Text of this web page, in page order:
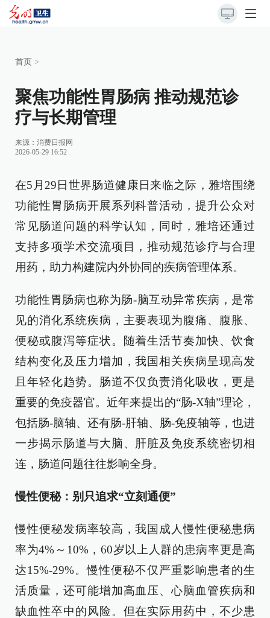
首页 >
聚焦功能性胃肠病 推动规范诊
疗与长期管理
来源：消费日报网
2026-05-29 16:52
在5月29日世界肠道健康日来临之际，雅培围绕
功能性胃肠病开展系列科普活动，提升公众对
常见肠道问题的科学认知，同时，雅培还通过
支持多项学术交流项目，推动规范诊疗与合理
用药，助力构建院内外协同的疾病管理体系。
功能性胃肠病也称为肠-脑互动异常疾病，是常
见的消化系统疾病，主要表现为腹痛、腹胀、
便秘或腹泻等症状。随着生活节奏加快、饮食
结构变化及压力增加，我国相关疾病呈现高发
且年轻化趋势。肠道不仅负责消化吸收，更是
重要的免疫器官。近年来提出的“肠-X轴”理论，
包括肠-脑轴、还有肠-肝轴、肠-免疫轴等，也进
一步揭示肠道与大脑、肝脏及免疫系统密切相
连，肠道问题往往影响全身。
慢性便秘：别只追求“立刻通便”
慢性便秘发病率较高，我国成人慢性便秘患病
率为4%～10%，60岁以上人群的患病率更是高
达15%-29%。慢性便秘不仅严重影响患者的生
活质量，还可能增加高血压、心脑血管疾病和
缺血性卒中的风险。但在实际用药中，不少患